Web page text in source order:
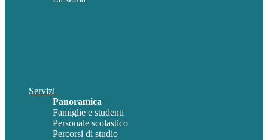
Servizi
Panoramica
Famiglie e studenti
Personale scolastico
Percorsi di studio